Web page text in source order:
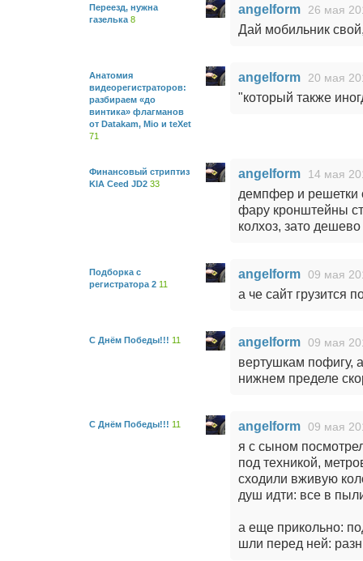
Переезд, нужна
газелька 8
angelform 26 мая
Дай мобильник
Анатомия
видеорегистраторов:
разбираем «до
винтика» флагманов
от Datakam, Mio и teXet
71
angelform 20 мая
"который также
Финансовый стриптиз
KIA Ceed JD2 33
angelform 14 мая
демпфер и решетки
фару кронштейны
колхоз, зато дешево
Подборка с
регистратора 2 11
angelform 09 мая
а че сайт грузится
С Днём Победы!!! 11 angelform 09 мая
вертушкам пофигу,
нижнем пределе
С Днём Победы!!! 11 angelform 09 мая
я с сыном
под техникой,
сходили вживую
душ идти: все в
а еще прикольно:
шли перед ней: